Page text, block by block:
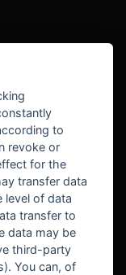
to
revoke or
for the
transfer data
level of data
transfer to
data may be
third-party
You can, of